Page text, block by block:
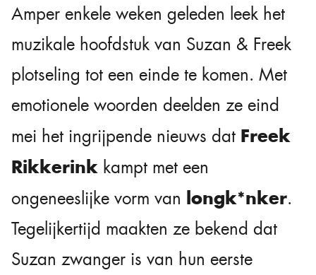
Amper enkele weken geleden leek het
muzikale hoofdstuk van Suzan & Freek
plotseling tot een einde te komen. Met
emotionele woorden deelden ze eind
mei het ingrijpende nieuws dat Freek
Rikkerink kampt met een
ongeneeslijke vorm van longk*nker.
Tegelijkertijd maakten ze bekend dat
Suzan zwanger is van hun eerste